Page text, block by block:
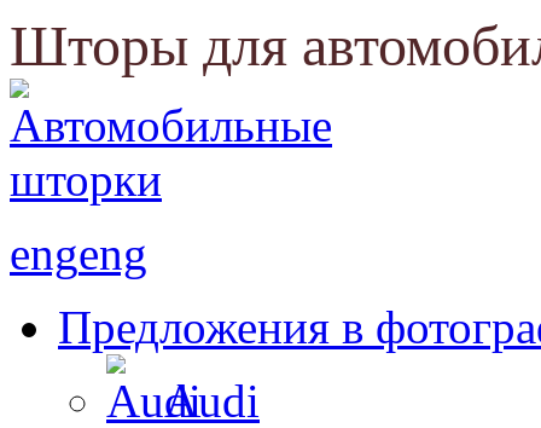
Шторы для
engeng
Предложения в
Audi